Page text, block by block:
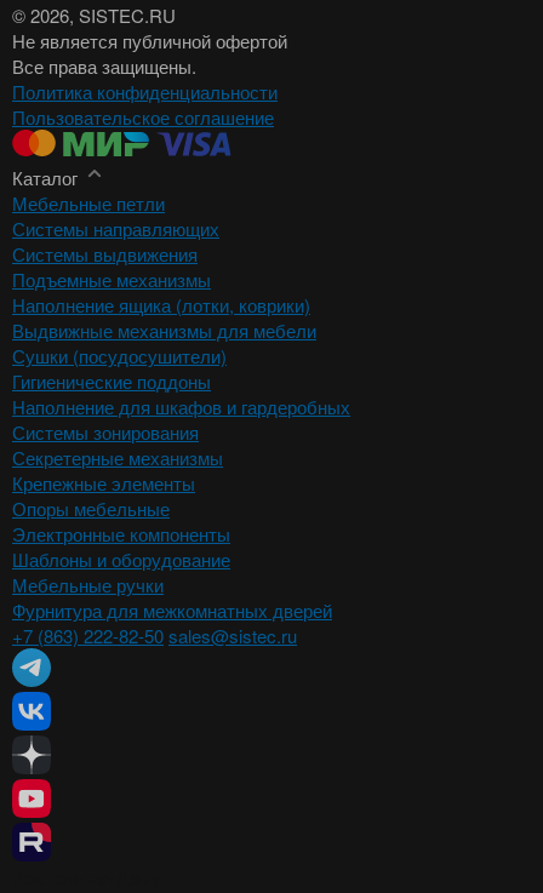
© 2026, SISTEC.RU
Не является публичной офертой
Все права защищены.
Политика конфиденциальности
Пользовательское соглашение
Каталог
Мебельные петли
Системы направляющих
Системы выдвижения
Подъемные механизмы
Наполнение ящика (лотки, коврики)
Выдвижные механизмы для мебели
Сушки (посудосушители)
Гигиенические поддоны
Наполнение для шкафов и гардеробных
Системы зонирования
Секретерные механизмы
Крепежные элементы
Опоры мебельные
Электронные компоненты
Шаблоны и оборудование
Мебельные ручки
Фурнитура для межкомнатных дверей
+7 (863) 222-82-50sales@sistec.ru